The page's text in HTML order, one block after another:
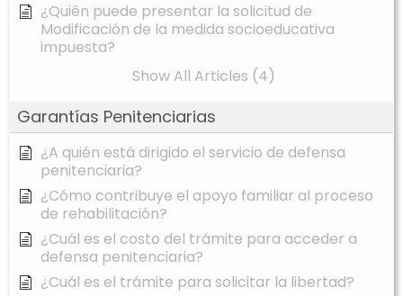
¿Quién puede presentar la solicitud de
Modificación de la medida socioeducativa
impuesta?
Show All Articles (4)
Garantías Penitenciarias
¿A quién está dirigido el servicio de defensa
penitenciaria?
¿Cómo contribuye el apoyo familiar al proceso
de rehabilitación?
¿Cuál es el costo del trámite para acceder a
defensa penitenciaria?
¿Cuál es el trámite para solicitar la libertad?